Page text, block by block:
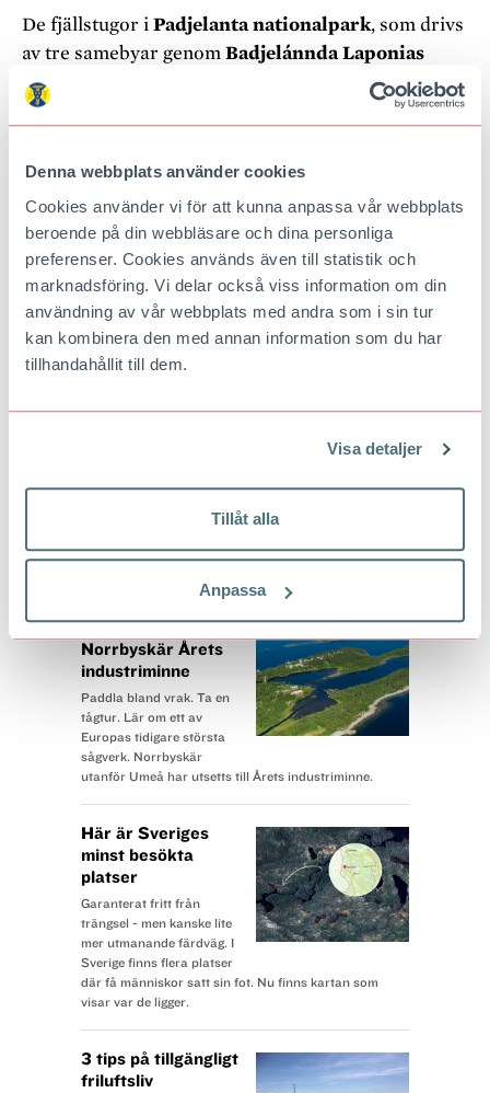
Denna webbplats använder cookies
Cookies använder vi för att kunna anpassa vår webbplats
beroende på din webbläsare och dina personliga
preferenser. Cookies används även till statistik och
marknadsföring. Vi delar också viss information om din
användning av vår webbplats med andra som i sin tur
kan kombinera den med annan information som du har
tillhandahållit till dem.
Visa detaljer
Tillåt alla
Anpassa
De fjällstugor i Padjelanta nationalpark, som drivs
av tre samebyar genom Badjelánnda Laponias
Turism
, fortsätter enligt normala sommarrutiner.
Ingen förbokning krävs eller är möjlig, men
läshär
För senaste information om fjällstugor och
fjällstationer i STF:s regi – se STF:shemsida
Publicerad12 maj 2020 Uppdaterad17 juni 2020
KONTAKTA REDAKTIONEN
BÄST JUST NU
Därför är
Norrbyskär Årets
industriminne
Paddla bland vrak. Ta en
tågtur. Lär om ett av
Europas tidigare största
sågverk. Norrbyskär
utanför Umeå har utsetts till Årets industriminne.
Här är Sveriges
minst besökta
platser
Garanterat fritt från
trängsel - men kanske lite
mer utmanande färdväg. I
Sverige finns flera platser
där få människor satt sin fot. Nu finns kartan som
visar var de ligger.
3 tips på tillgängligt
friluftsliv